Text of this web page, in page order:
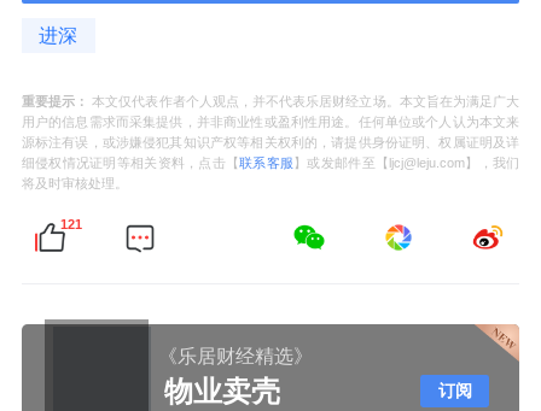
项目开发主体为深圳市满京华置业投资有限公
司，由满京华集团打造，后者董事长，为潮汕
商人李绪华。
瑞府，是满京华金硕的新一期产品，占地
万㎡，总建面约
万㎡，容积率 6.22
户纯商品房。
不难看见，金硕瑞府拥有高容积率，还是超高
进深
重要提示： 本文仅代表作者个人观点，并不代表乐居财经立场。本文旨在为满足广大
用户的信息需求而采集提供，并非商业性或盈利性用途。任何单位或个人认为本文来
源标注有误，或涉嫌侵犯其知识产权等相关权利的，请提供身份证明、权属证明及详
细侵权情况证明等相关资料，点击【联系客服 】或发邮件至【ljcj@leju.com】，我们
将及时审核处理。
121
《乐居财经精选》
物业卖壳 订阅